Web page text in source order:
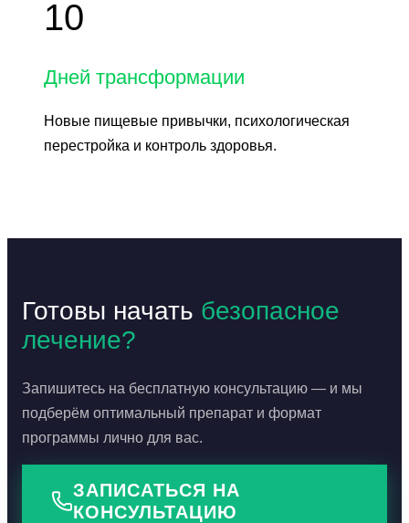
10
Дней трансформации
Новые пищевые привычки, психологическая
перестройка и контроль здоровья.
Готовы начать безопасное
лечение?
Запишитесь на бесплатную консультацию — и мы
подберём оптимальный препарат и формат
программы лично для вас.
ЗАПИСАТЬСЯ НА
КОНСУЛЬТАЦИЮ